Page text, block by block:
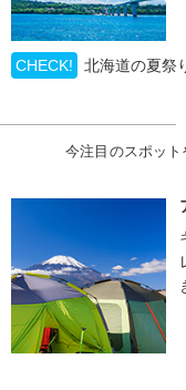
CHECK! 北海道の夏祭
今注目のスポッ